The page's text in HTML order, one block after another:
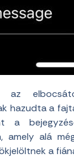
az
hazudta a
a
amely alá
a